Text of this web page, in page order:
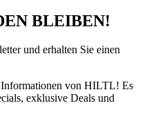
BLEIBEN!
und erhalten Sie einen
Informationen von HILTL! Es
exklusive Deals und